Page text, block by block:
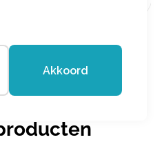
Black Patent
Akkoord